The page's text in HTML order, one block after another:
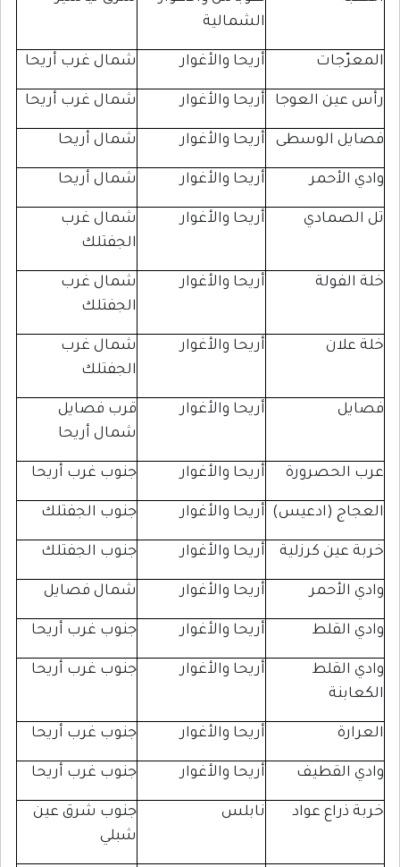
الشمالية
أريحا والأغوار شمال غرب أريحا
العوجا أريحا والأغوار شمال غرب أريحا
الوسطى أريحا والأغوار شمال أريحا
أريحا والأغوار شمال أريحا
أريحا والأغوار
شمال غرب
أريحا والأغوار
شمال غرب
أريحا والأغوار
شمال غرب
أريحا والأغوار
قرب فصايل
شمال أريحا
أريحا والأغوار جنوب غرب أريحا
(ادعيس) أريحا والأغوار جنوب الجفتلك
كرزلية أريحا والأغوار جنوب الجفتلك
أريحا والأغوار شمال فصايل
أريحا والأغوار جنوب غرب أريحا
أريحا والأغوار جنوب غرب أريحا
أريحا والأغوار جنوب غرب أريحا
أريحا والأغوار جنوب غرب أريحا
عواد نابلس
جنوب شرق عين